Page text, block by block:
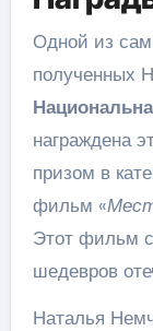
Одной из
полученных
награждена
призом в
фильм «
Этот фильм
шедевров
Наталья